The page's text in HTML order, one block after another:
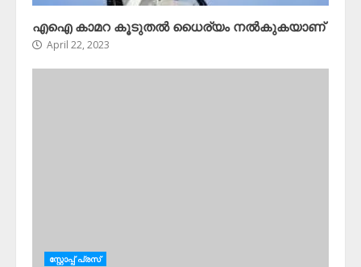
എഐ കാമറ കൂടുതൽ ധൈര്യം നൽകുകയാണ്
April 22, 2023
സ്റ്റോപ്പ്‌ പ്രസ്‌